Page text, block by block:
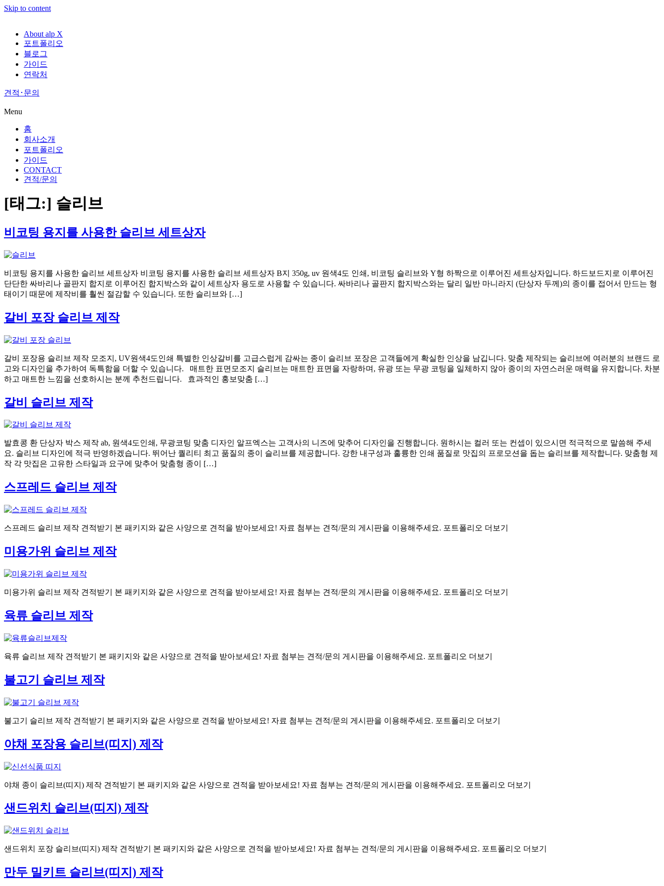
Skip to content
About alp X
포트폴리오
블로그
가이드
연락처
견적･문의
Menu
홈
회사소개
포트폴리오
가이드
CONTACT
견적/문의
[태그:] 슬리브
비코팅 용지를 사용한 슬리브 세트상자
비코팅 용지를 사용한 슬리브 세트상자 비코팅 용지를 사용한 슬리브 세트상자 B지 350g, uv 원색4도 인쇄, 비코팅 슬리브와 Y형 하짝으로 이루어진 세트상자입니다. 하드보드지로 이루어진
단단한 싸바리나 골판지 합지로 이루어진 합지박스와 같이 세트상자 용도로 사용할 수 있습니다. 싸바리나 골판지 합지박스와는 달리 일반 마니라지 (단상자 두께)의 종이를 접어서 만드는 형
태이기 때문에 제작비를 훨씬 절감할 수 있습니다. 또한 슬리브와 […]
갈비 포장 슬리브 제작
갈비 포장용 슬리브 제작 모조지, UV원색4도인쇄 특별한 인상갈비를 고급스럽게 감싸는 종이 슬리브 포장은 고객들에게 확실한 인상을 남깁니다. 맞춤 제작되는 슬리브에 여러분의 브랜드 로
고와 디자인을 추가하여 독특함을 더할 수 있습니다. 매트한 표면모조지 슬리브는 매트한 표면을 자랑하며, 유광 또는 무광 코팅을 일체하지 않아 종이의 자연스러운 매력을 유지합니다. 차분
하고 매트한 느낌을 선호하시는 분께 추천드립니다. 효과적인 홍보맞춤 […]
갈비 슬리브 제작
발효콩 환 단상자 박스 제작 ab, 원색4도인쇄, 무광코팅 맞춤 디자인 알프엑스는 고객사의 니즈에 맞추어 디자인을 진행합니다. 원하시는 컬러 또는 컨셉이 있으시면 적극적으로 말씀해 주세
요. 슬리브 디자인에 적극 반영하겠습니다. 뛰어난 퀄리티 최고 품질의 종이 슬리브를 제공합니다. 강한 내구성과 훌륭한 인쇄 품질로 맛집의 프로모션을 돕는 슬리브를 제작합니다. 맞춤형 제
작 각 맛집은 고유한 스타일과 요구에 맞추어 맞춤형 종이 […]
스프레드 슬리브 제작
스프레드 슬리브 제작 견적받기 본 패키지와 같은 사양으로 견적을 받아보세요! 자료 첨부는 견적/문의 게시판을 이용해주세요. 포트폴리오 더보기
미용가위 슬리브 제작
미용가위 슬리브 제작 견적받기 본 패키지와 같은 사양으로 견적을 받아보세요! 자료 첨부는 견적/문의 게시판을 이용해주세요. 포트폴리오 더보기
육류 슬리브 제작
육류 슬리브 제작 견적받기 본 패키지와 같은 사양으로 견적을 받아보세요! 자료 첨부는 견적/문의 게시판을 이용해주세요. 포트폴리오 더보기
불고기 슬리브 제작
불고기 슬리브 제작 견적받기 본 패키지와 같은 사양으로 견적을 받아보세요! 자료 첨부는 견적/문의 게시판을 이용해주세요. 포트폴리오 더보기
야채 포장용 슬리브(띠지) 제작
야채 종이 슬리브(띠지) 제작 견적받기 본 패키지와 같은 사양으로 견적을 받아보세요! 자료 첨부는 견적/문의 게시판을 이용해주세요. 포트폴리오 더보기
샌드위치 슬리브(띠지) 제작
샌드위치 포장 슬리브(띠지) 제작 견적받기 본 패키지와 같은 사양으로 견적을 받아보세요! 자료 첨부는 견적/문의 게시판을 이용해주세요. 포트폴리오 더보기
만두 밀키트 슬리브(띠지) 제작